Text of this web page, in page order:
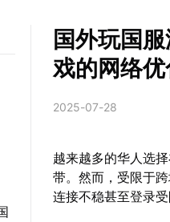
国外玩国
戏的网络优
2025-07-28
越来越多的华人选
带。然而，受限于
连接不稳甚至登录